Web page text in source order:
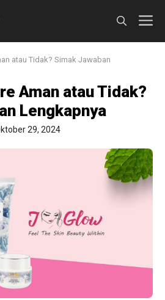
atau Tidak? Simak Jawaban
Aman atau Tidak?
Lengkapnya
29, 2024